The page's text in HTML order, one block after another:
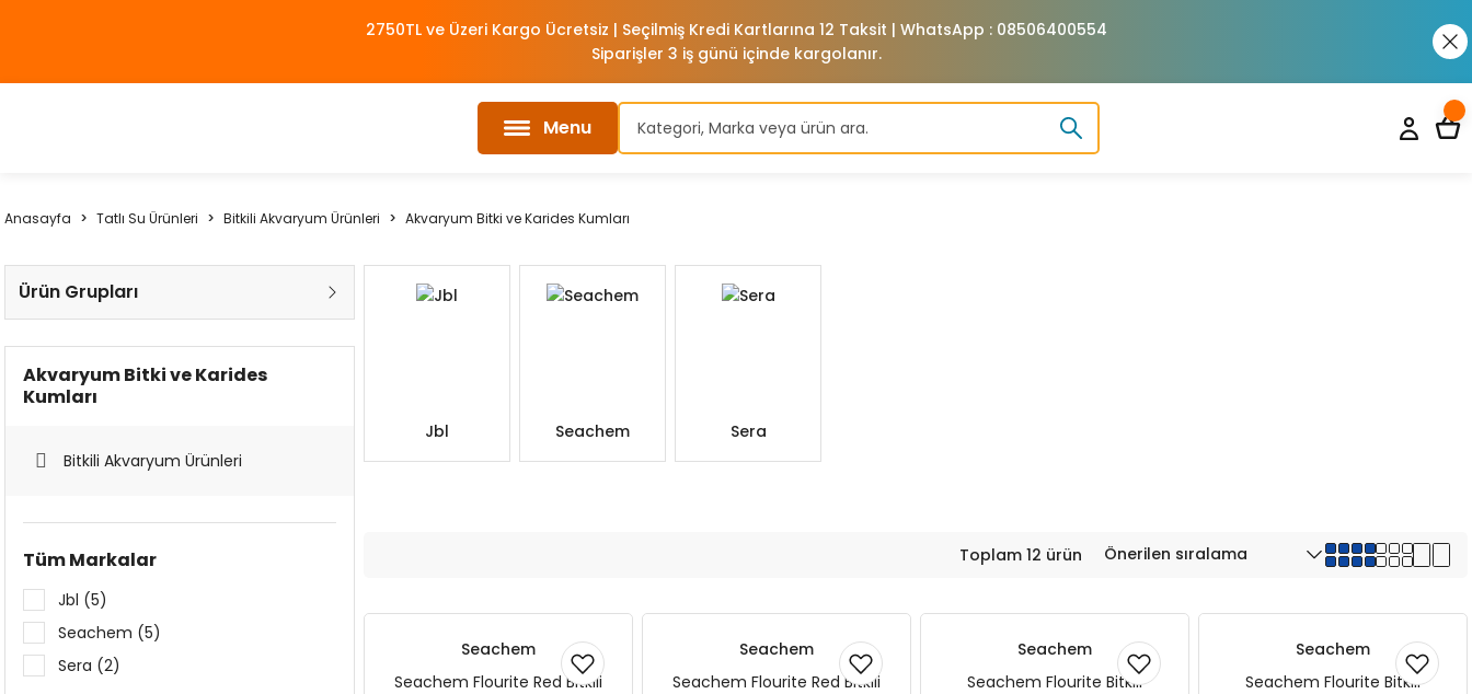
2750TL ve Üzeri Kargo Ücretsiz | Seçilmiş Kredi Kartlarına 12 Taksit | WhatsApp : 08506400554
Siparişler 3 iş günü içinde kargolanır.
Menu
Anasayfa Tatlı Su Ürünleri Bitkili Akvaryum Ürünleri Akvaryum Bitki ve Karides Kumları
Ürün Grupları
Akvaryum Bitki ve Karides
Kumları
Bitkili Akvaryum Ürünleri
Tüm Markalar
Jbl (5)
Seachem (5)
Sera (2)
Jbl Seachem Sera
Toplam 12 ürün
Seachem
Seachem Flourite Red Bitkili
Seachem
Seachem Flourite Red Bitkili
Seachem
Seachem Flourite Bitkili
Seachem
Seachem Flourite Bitkili